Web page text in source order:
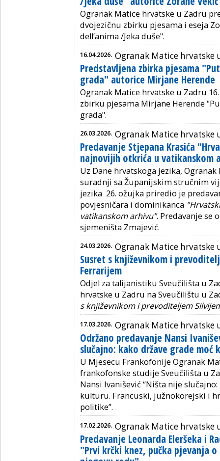
Ogranak Matice hrvatske u Zadru
dvojezičnu zbirku pjesama i eseja
dell’anima /Jeka duše".
16.04.2026. Ogranak Matice hrvatske
Predstavljena zbirka pjesama
grada" autorice Mirjane Herende
Ogranak Matice hrvatske u Zadru
zbirku pjesama Mirjane Herende
grada".
26.03.2026. Ogranak Matice hrvatske
Predavanje Stjepana Krasića
najnovijih otkrića u vatikanskom
Uz Dane hrvatskoga jezika,
suradnji sa Županijskim stručnim
jezika 26. ožujka priredio je
povjesničara i dominikanca
vatikanskom arhivu". Predavanje se
sjemeništa Zmajević.
24.03.2026. Ogranak Matice hrvatske
Susret s književnikom i
Ferrarijem
Odjel za talijanistiku Sveučilišta u
hrvatske u Zadru na Sveučilištu u
s književnikom i prevoditeljem
17.03.2026. Ogranak Matice hrvatske
Održano predavanje Nansi
slučajno: kako države grade moć
U Mjesecu Frankofonije Ogranak
frankofonske studije Sveučilišta u
Nansi Ivanišević “Ništa nije
kulturu. Francuski, južnokorejski i
politike”.
17.02.2026. Ogranak Matice hrvatske
Predavanje Leonarda Eleršeka i
"Prvi krčki knez, pučka pjevanja